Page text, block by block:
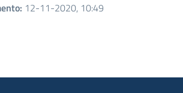
: 12-11-2020, 10:49